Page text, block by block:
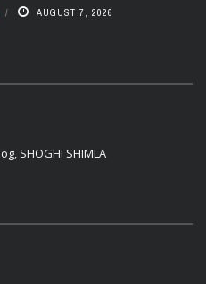
AUGUST 7, 2026
SHOGHI SHIMLA